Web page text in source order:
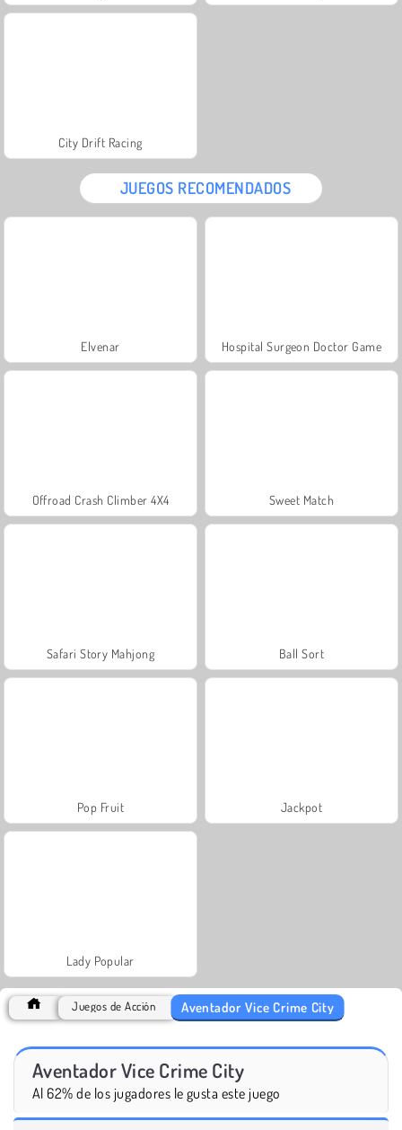
City Drift Racing
JUEGOS RECOMENDADOS
Elvenar Hospital Surgeon Doctor Game
Offroad Crash Climber 4X4 Sweet Match
Safari Story Mahjong Ball Sort
Pop Fruit Jackpot
Lady Popular
Juegos de Acción Aventador Vice Crime City
Aventador Vice Crime City
Al 62% de los jugadores le gusta este juego